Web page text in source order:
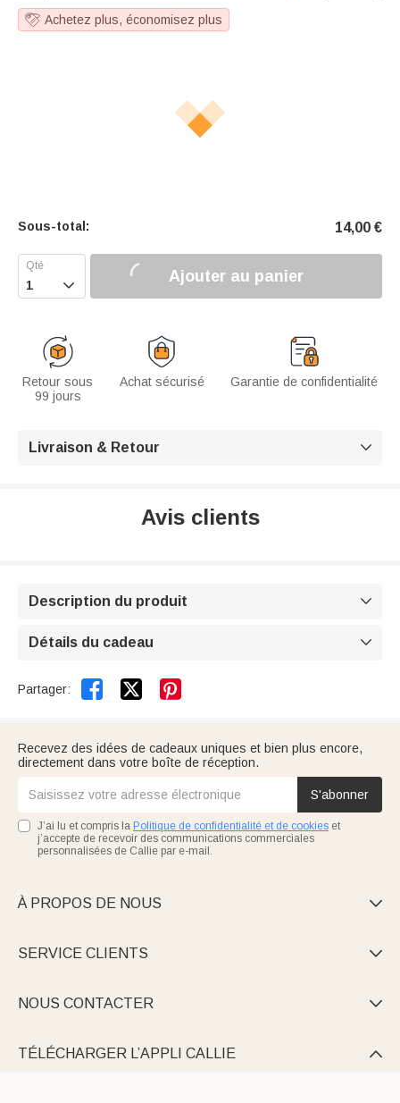
Achetez plus, économisez plus
Sous-total: 14,00 €
 Ajouter au panier
Retour sous
99 jours
Achat sécurisé Garantie de confidentialité
Livraison & Retour 
Avis clients
Description du produit 
Détails du cadeau 
Partager:  
Recevez des idées de cadeaux uniques et bien plus encore,
directement dans votre boîte de réception.
S'abonner
J’ai lu et compris la Politique de confidentialité et de cookies et
j’accepte de recevoir des communications commerciales
personnalisées de Callie par e-mail.
À PROPOS DE NOUS 
SERVICE CLIENTS 
NOUS CONTACTER 
TÉLÉCHARGER L’APPLI CALLIE 